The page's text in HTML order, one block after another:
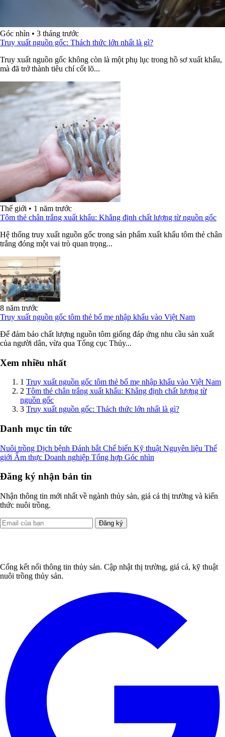
Góc nhìn • 3 tháng trước
Truy xuất nguồn gốc: Thách thức lớn nhất là gì?
Truy xuất nguồn gốc không còn là một phụ lục trong hồ sơ xuất khẩu,
mà đã trở thành tiêu chí cốt lõ...
Thế giới • 1 năm trước
Tôm thẻ chân trắng xuất khẩu: Khẳng định chất lượng từ nguồn gốc
Hệ thống truy xuất nguồn gốc trong sản phẩm xuất khẩu tôm thẻ chân
trắng đóng một vai trò quan trọng...
8 năm trước
Truy xuất nguồn gốc tôm thẻ bố mẹ nhập khẩu vào Việt Nam
Để đảm bảo chất lượng nguồn tôm giống đáp ứng nhu cầu sản xuất
của người dân, vừa qua Tổng cục Thủy...
Xem nhiều nhất
1 Truy xuất nguồn gốc tôm thẻ bố mẹ nhập khẩu vào Việt Nam
2 Tôm thẻ chân trắng xuất khẩu: Khẳng định chất lượng từ
nguồn gốc
3 Truy xuất nguồn gốc: Thách thức lớn nhất là gì?
Danh mục tin tức
Nuôi trồng Dịch bệnh Đánh bắt Chế biến Kỹ thuật Nguyên liệu Thế
giới Ẩm thực Doanh nghiệp Tổng hợp Góc nhìn
Đăng ký nhận bản tin
Nhận thông tin mới nhất về ngành thủy sản, giá cả thị trường và kiến
thức nuôi trồng.
Đăng ký
Cổng kết nối thông tin thủy sản. Cập nhật thị trường, giá cả, kỹ thuật
nuôi trồng thủy sản.